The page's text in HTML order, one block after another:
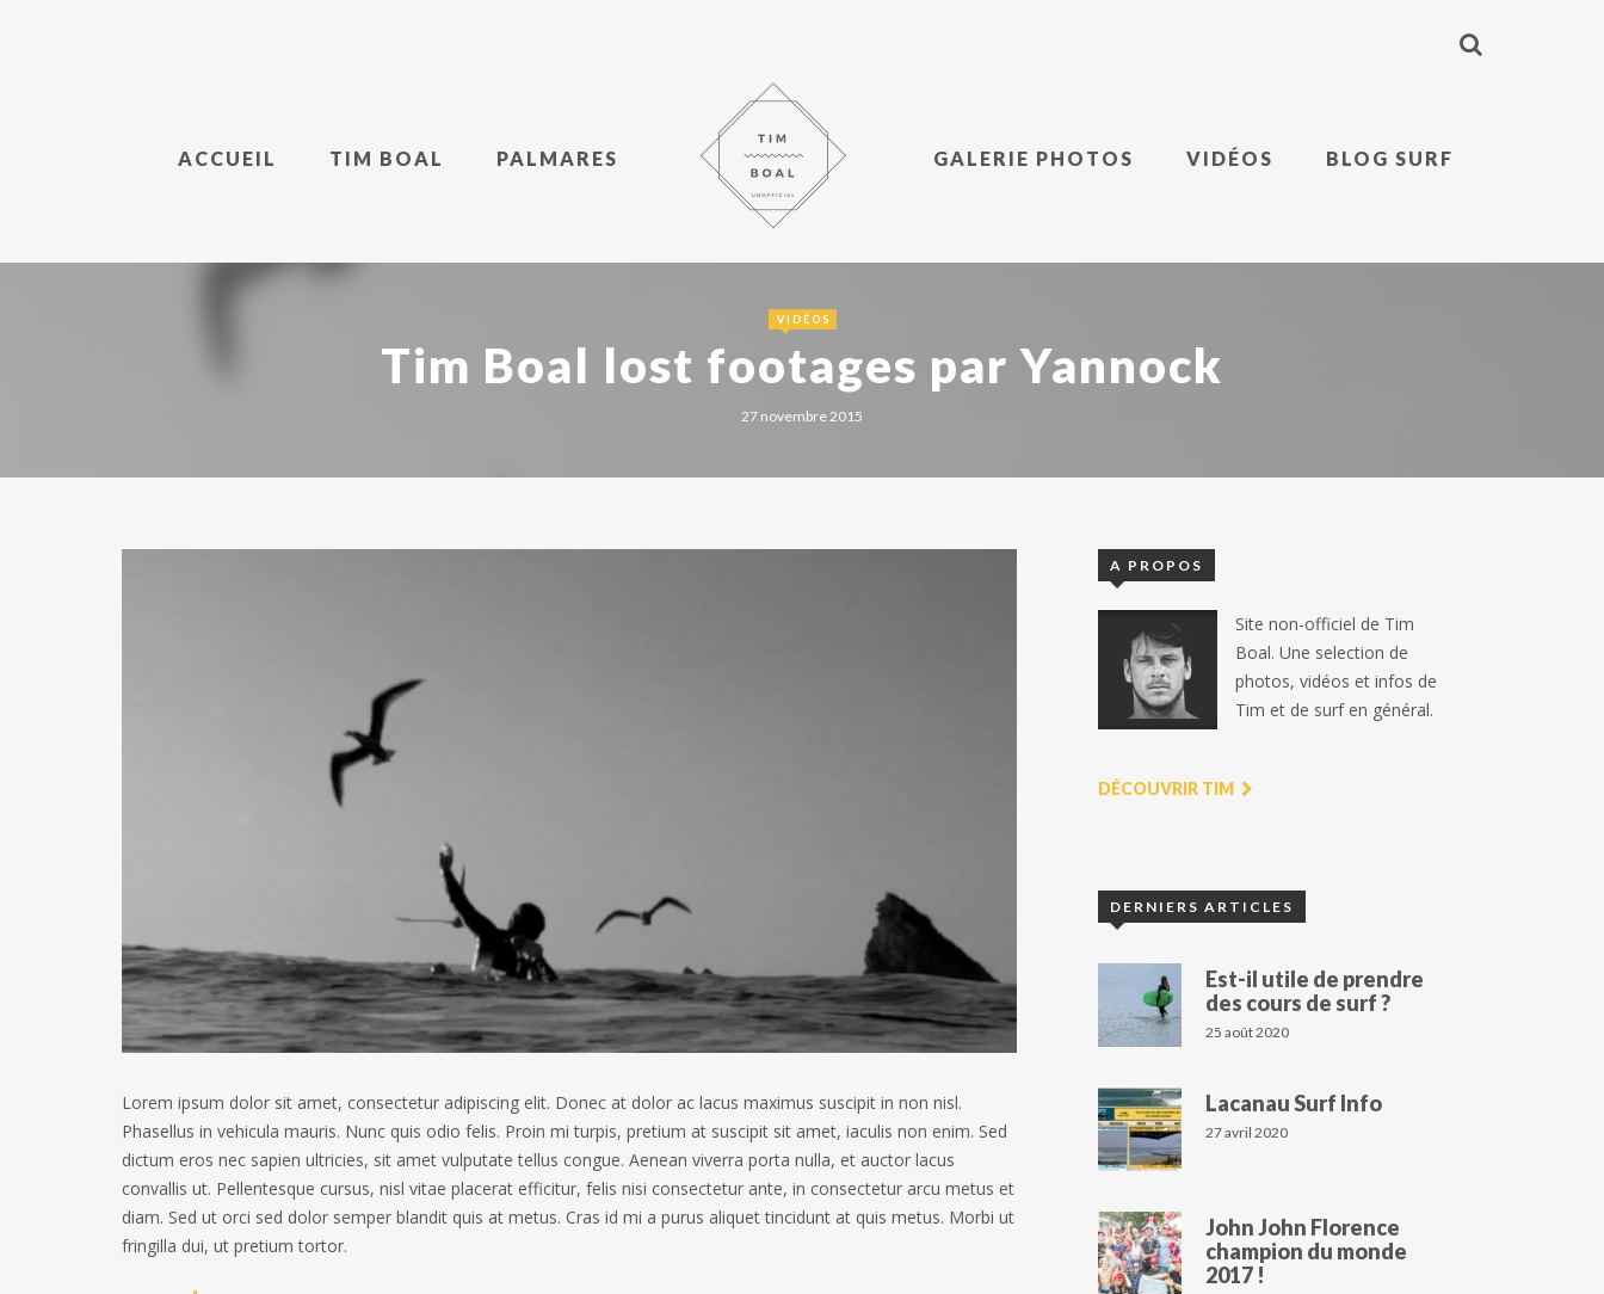
ACCUEIL TIM BOAL PALMARES GALERIE PHOTOS VIDÉOS BLOG SURF
VIDÉOS
Tim Boal lost footages par Yannock
27 novembre 2015
Lorem ipsum dolor sit amet, consectetur adipiscing elit. Donec at dolor ac lacus maximus suscipit in non nisl.
Phasellus in vehicula mauris. Nunc quis odio felis. Proin mi turpis, pretium at suscipit sit amet, iaculis non enim. Sed
dictum eros nec sapien ultricies, sit amet vulputate tellus congue. Aenean viverra porta nulla, et auctor lacus
convallis ut. Pellentesque cursus, nisl vitae placerat efficitur, felis nisi consectetur ante, in consectetur arcu metus et
diam. Sed ut orci sed dolor semper blandit quis at metus. Cras id mi a purus aliquet tincidunt at quis metus. Morbi ut
fringilla dui, ut pretium tortor.
A PROPOS
Site non-officiel de Tim
Boal. Une selection de
photos, vidéos et infos de
Tim et de surf en général.
DÉCOUVRIR TIM
DERNIERS ARTICLES
Est-il utile de prendre
des cours de surf ?
25 août 2020
Lacanau Surf Info
27 avril 2020
John John Florence
champion du monde
2017 !